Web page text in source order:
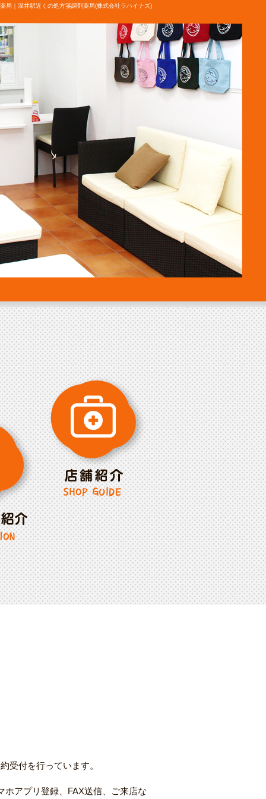
局｜深井駅近くの処方箋調剤薬局(株式会社ラハイナズ)
受付を行っています。
ホアプリ登録、FAX送信、ご来店な